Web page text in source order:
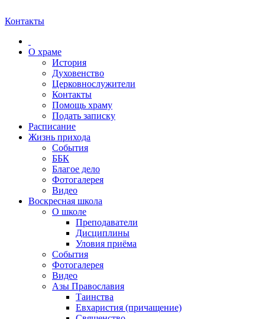
Контакты
О храме
История
Духовенство
Церковнослужители
Контакты
Помощь храму
Подать записку
Расписание
Жизнь прихода
События
ББК
Благое дело
Фотогалерея
Видео
Воскресная школа
О школе
Преподаватели
Дисциплины
Уловия приёма
События
Фотогалерея
Видео
Азы Православия
Таинства
Евхаристия (причащение)